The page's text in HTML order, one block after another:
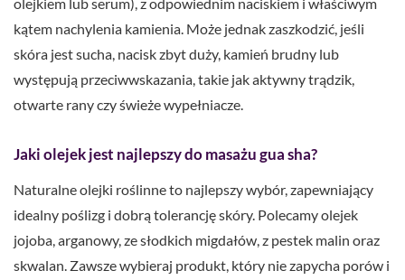
kątem nachylenia kamienia. Może jednak zaszkodzić, jeśli
skóra jest sucha, nacisk zbyt duży, kamień brudny lub
występują przeciwwskazania, takie jak aktywny trądzik,
otwarte rany czy świeże wypełniacze.
Jaki olejek jest najlepszy do masażu gua sha?
Naturalne olejki roślinne to najlepszy wybór, zapewniający
idealny poślizg i dobrą tolerancję skóry. Polecamy olejek
jojoba, arganowy, ze słodkich migdałów, z pestek malin oraz
skwalan. Zawsze wybieraj produkt, który nie zapycha porów i